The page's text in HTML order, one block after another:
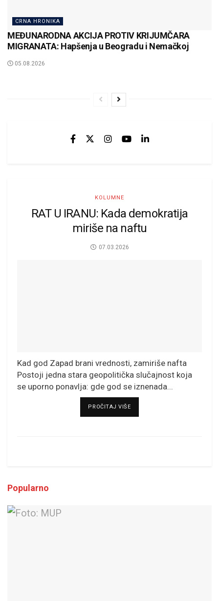
CRNA HRONIKA
MEĐUNARODNA AKCIJA PROTIV KRIJUMČARA
MIGRANATA: Hapšenja u Beogradu i Nemačkoj
05.08.2026
KOLUMNE
RAT U IRANU: Kada demokratija
miriše na naftu
07.03.2026
Kad god Zapad brani vrednosti, zamiriše nafta
Postoji jedna stara geopolitička slučajnost koja
se uporno ponavlja: gde god se iznenada...
PROČITAJ VIŠEDETAILS
Popularno